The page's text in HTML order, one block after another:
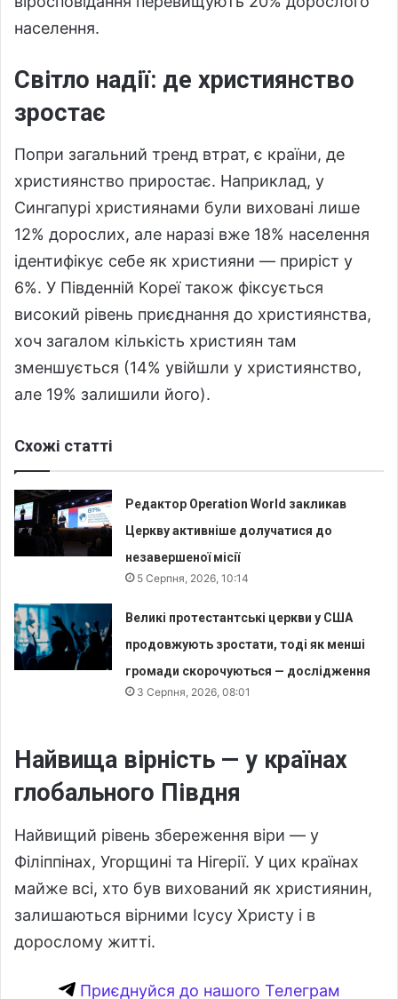
населення.
Світло надії: де християнство
зростає
Попри загальний тренд втрат, є країни, де
християнство приростає. Наприклад, у
Сингапурі християнами були виховані лише
12% дорослих, але наразі вже 18% населення
ідентифікує себе як християни — приріст у
6%. У Південній Кореї також фіксується
високий рівень приєднання до християнства,
хоч загалом кількість християн там
зменшується (14% увійшли у християнство,
але 19% залишили його).
Схожі статті
Редактор Operation World закликав
Церкву активніше долучатися до
незавершеної місії
5 Серпня, 2026, 10:14
Великі протестантські церкви у США
продовжують зростати, тоді як менші
громади скорочуються — дослідження
3 Серпня, 2026, 08:01
Найвища вірність — у країнах
глобального Півдня
Найвищий рівень збереження віри — у
Філіппінах, Угорщині та Нігерії. У цих країнах
майже всі, хто був вихований як християнин,
залишаються вірними Ісусу Христу і в
дорослому житті.
Приєднуйся до нашого Телеграм